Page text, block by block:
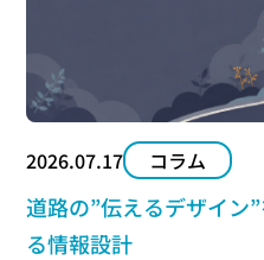
2026.07.17 コラム
道路の”伝えるデザイン
る情報設計